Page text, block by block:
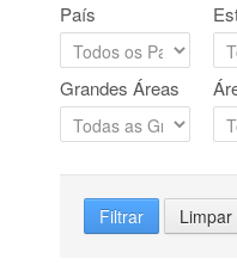
País
Grandes Áreas
Filtrar